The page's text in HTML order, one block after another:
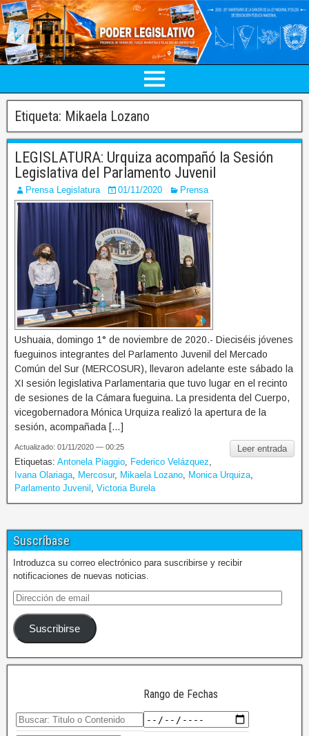
Etiqueta: Mikaela Lozano
LEGISLATURA: Urquiza acompañó la Sesión
Legislativa del Parlamento Juvenil
Prensa Legislatura 01/11/2020 Prensa
Ushuaia, domingo 1° de noviembre de 2020.- Dieciséis jóvenes
fueguinos integrantes del Parlamento Juvenil del Mercado
Común del Sur (MERCOSUR), llevaron adelante este sábado la
XI sesión legislativa Parlamentaria que tuvo lugar en el recinto
de sesiones de la Cámara fueguina. La presidenta del Cuerpo,
vicegobernadora Mónica Urquiza realizó la apertura de la
sesión, acompañada […]
Leer entrada
Actualizado: 01/11/2020 — 00:25
Etiquetas: Antonela Piaggio Federico Velázquez
Ivana Olariaga
Mercosur, Mikaela Lozano Monica Urquiza
Parlamento Juvenil
Victoria Burela
Suscríbase
Introduzca su correo electrónico para suscribirse y recibir
notificaciones de nuevas noticias.
Suscribirse
Rango de Fechas